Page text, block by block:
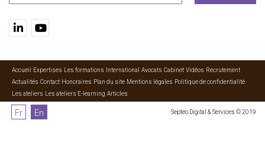
Accueil Expertises Les formations International Avocats Cabinet Vidéos Recrutement
Actualités Contact Honoraires Plan du site Mentions légales Politique de confidentialité
Les ateliers
Les ateliers E-learning Articles
Fr En Septeo Digital & Services © 2019